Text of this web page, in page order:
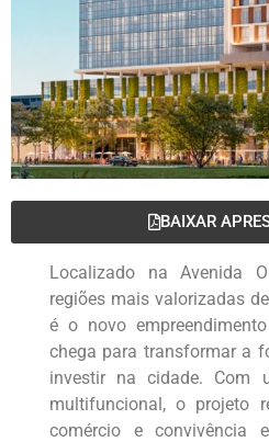
BAIXAR
Localizado na Avenida
regiões mais valorizadas
é o novo
chega para transformar a
investir na cidade. Com
multifuncional, o projeto
comércio e convivência